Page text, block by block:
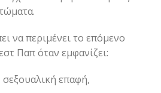
να περιμένει το επόμενο
Παπ όταν εμφανίζει:
σεξουαλική επαφή,